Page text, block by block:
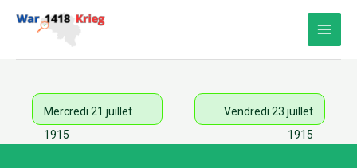
Mercredi 21 juillet
1915
Vendredi 23 juillet
1915